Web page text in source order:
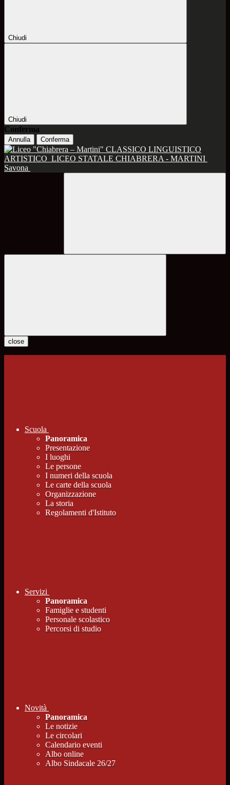
Chiudi
Chiudi
Conferma
Annulla Conferma
CLASSICO LINGUISTICO
ARTISTICO LICEO STATALE CHIABRERA - MARTINI
Savona
close
Scuola
Panoramica
Presentazione
I luoghi
Le persone
I numeri della scuola
Le carte della scuola
Organizzazione
La storia
Regolamenti d'Istituto
Servizi
Panoramica
Famiglie e studenti
Personale scolastico
Percorsi di studio
Novità
Panoramica
Le notizie
Le circolari
Calendario eventi
Albo online
Albo Sindacale 26/27